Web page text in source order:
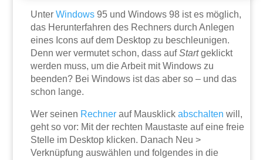
UnterWindows 95 und Windows 98 ist es möglich,
das Herunterfahren des Rechners durch Anlegen
eines Icons auf dem Desktop zu beschleunigen.
Denn wer vermutet schon, dass aufStartgeklickt
werden muss, um die Arbeit mit Windows zu
beenden? Bei Windows ist das aber so – und das
schon lange.
Wer seinen Rechner auf Mausklickabschalten will,
geht so vor: Mit der rechten Maustaste auf eine freie
Stelle im Desktop klicken. Danach Neu >
Verknüpfung auswählen und folgendes in die